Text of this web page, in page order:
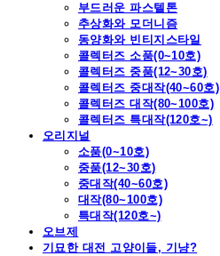
부드러운 파스텔톤
추상화와 모더니즘
동양화와 빈티지스타일
콜렉터즈 소품(0~10호)
콜렉터즈 중품(12~30호)
콜렉터즈 중대작(40~60호)
콜렉터즈 대작(80~100호)
콜렉터즈 특대작(120호~)
오리지널
소품(0~10호)
중품(12~30호)
중대작(40~60호)
대작(80~100호)
특대작(120호~)
오브제
기묘한 대전 고양이들, 기냥?